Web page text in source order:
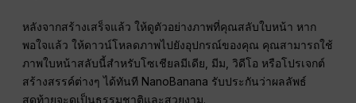
หลังจากสร้างเสร็จแล้ว ให้ดูตัวอย่างภาพที่คุณสลับใบหน้า หาก
พอใจแล้ว ให้ดาวน์โหลดภาพไปยังอุปกรณ์ของคุณ คุณสามารถใช้
ภาพใบหน้าสลับนี้สำหรับโซเชียลมีเดีย, มีม, วิดีโอ หรือโปรเจกต์
สร้างสรรค์ต่างๆ ได้ทันที NanoBanana รับประกันว่าผลลัพธ์
สุดท้ายจะดูเป็นธรรมชาติและสวยงาม.